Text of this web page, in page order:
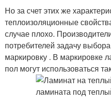
Но за счет этих же
теплоизоляционные
случае плохо.
потребителей задачу
маркировку . В маркировке
пол могут использоваться